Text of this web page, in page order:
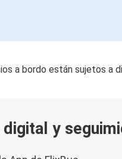
a bordo están sujetos a
y